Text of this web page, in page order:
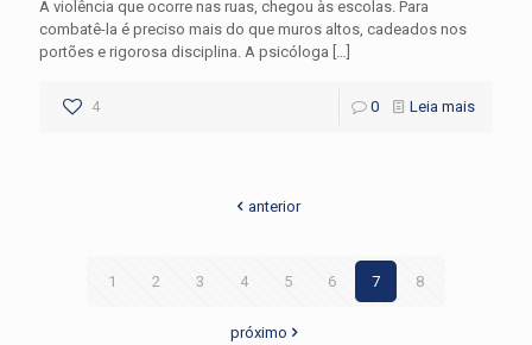
A violência que ocorre nas ruas, chegou às escolas. Para
combatê-la é preciso mais do que muros altos, cadeados nos
portões e rigorosa disciplina. A psicóloga […]
4 0 Leia mais
anterior
1 2 3 4 5 6 7 8
próximo